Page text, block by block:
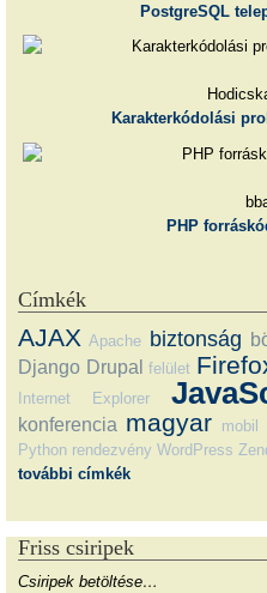
PostgreSQL
Karakterkódolási
PHP
Címkék
AJAX Apache biztonság
Django Drupal felület
Internet Explorer
konferencia magyar mobil
Python rendezvény WordPress
további címkék
Friss csiripek
Csiripek betöltése…